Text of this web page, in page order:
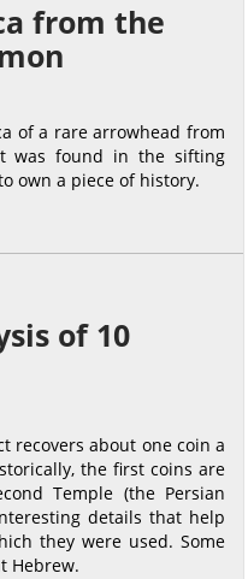
from the
of a rare arrowhead from
was found in the sifting
own a piece of history.
of 10
recovers about one coin a
the first coins are
Temple (the Persian
details that help
they were used. Some
Hebrew.